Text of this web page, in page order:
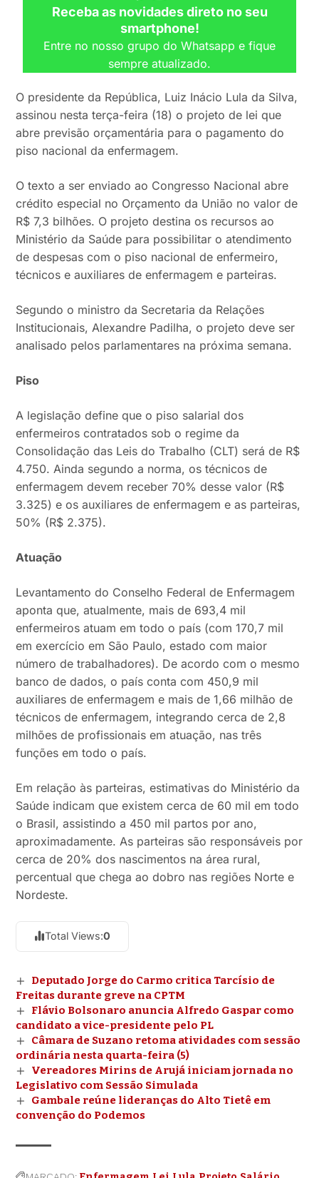
Receba as novidades direto no seu
smartphone!
Entre no nosso grupo do Whatsapp e fique
sempre atualizado.
O presidente da República, Luiz Inácio Lula da Silva,
assinou nesta terça-feira (18) o projeto de lei que
abre previsão orçamentária para o pagamento do
piso nacional da enfermagem.
O texto a ser enviado ao Congresso Nacional abre
crédito especial no Orçamento da União no valor de
R$ 7,3 bilhões. O projeto destina os recursos ao
Ministério da Saúde para possibilitar o atendimento
de despesas com o piso nacional de enfermeiro,
técnicos e auxiliares de enfermagem e parteiras.
Segundo o ministro da Secretaria da Relações
Institucionais, Alexandre Padilha, o projeto deve ser
analisado pelos parlamentares na próxima semana.
Piso
A legislação define que o piso salarial dos
enfermeiros contratados sob o regime da
Consolidação das Leis do Trabalho (CLT) será de R$
4.750. Ainda segundo a norma, os técnicos de
enfermagem devem receber 70% desse valor (R$
3.325) e os auxiliares de enfermagem e as parteiras,
50% (R$ 2.375).
Atuação
Levantamento do Conselho Federal de Enfermagem
aponta que, atualmente, mais de 693,4 mil
enfermeiros atuam em todo o país (com 170,7 mil
em exercício em São Paulo, estado com maior
número de trabalhadores). De acordo com o mesmo
banco de dados, o país conta com 450,9 mil
auxiliares de enfermagem e mais de 1,66 milhão de
técnicos de enfermagem, integrando cerca de 2,8
milhões de profissionais em atuação, nas três
funções em todo o país.
Em relação às parteiras, estimativas do Ministério da
Saúde indicam que existem cerca de 60 mil em todo
o Brasil, assistindo a 450 mil partos por ano,
aproximadamente. As parteiras são responsáveis por
cerca de 20% dos nascimentos na área rural,
percentual que chega ao dobro nas regiões Norte e
Nordeste.
Total Views:0
Deputado Jorge do Carmo critica Tarcísio de
Freitas durante greve na CPTM
Flávio Bolsonaro anuncia Alfredo Gaspar como
candidato a vice-presidente pelo PL
Câmara de Suzano retoma atividades com sessão
ordinária nesta quarta-feira (5)
Vereadores Mirins de Arujá iniciam jornada no
Legislativo com Sessão Simulada
Gambale reúne lideranças do Alto Tietê em
convenção do Podemos